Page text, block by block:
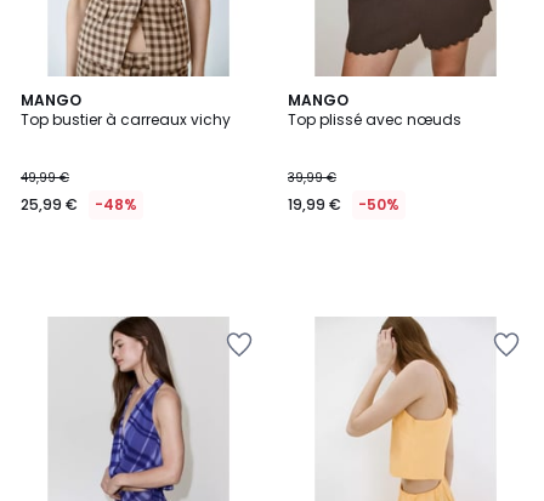
MANGO
Top bustier à carreaux vichy
49,99 €
25,99 € -48%
MANGO
Top plissé avec nœuds
39,99 €
19,99 € -50%